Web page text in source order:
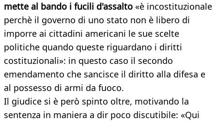
mette al bando i fucili d'assalto «è incostituzionale
perchè il governo di uno stato non è libero di
imporre ai cittadini americani le sue scelte
politiche quando queste riguardano i diritti
costituzionali»: in questo caso il secondo
emendamento che sancisce il diritto alla difesa e
al possesso di armi da fuoco.
Il giudice si è però spinto oltre, motivando la
sentenza in maniera a dir poco discutibile: «Qui